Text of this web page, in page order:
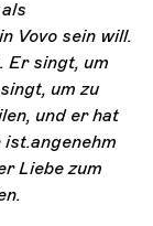
Vovo sein will.
Er singt, um
um zu
und er hat
ist.angenehm
Liebe zum